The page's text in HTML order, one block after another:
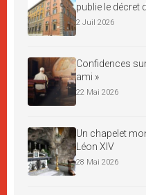
publie le décret
2 Juil 2026
Confidences
ami »
22 Mai 2026
Un chapelet
Léon XIV
28 Mai 2026